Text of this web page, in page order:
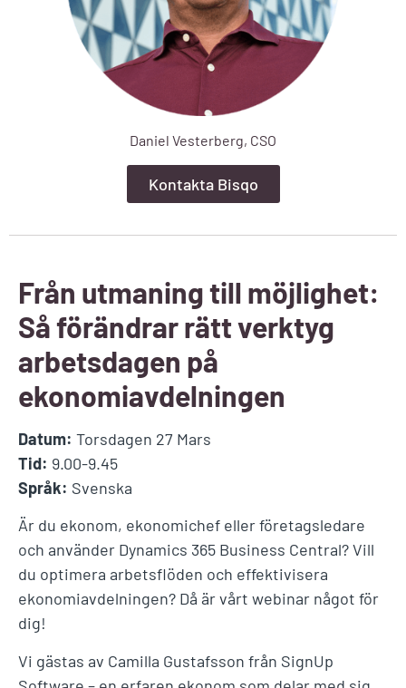
Daniel Vesterberg, CSO
Kontakta Bisqo
Från utmaning till möjlighet:
Så förändrar rätt verktyg
arbetsdagen på
ekonomiavdelningen
Datum: Torsdagen 27 Mars
Tid: 9.00-9.45
Språk: Svenska
Är du ekonom, ekonomichef eller företagsledare
och använder Dynamics 365 Business Central? Vill
du optimera arbetsflöden och effektivisera
ekonomiavdelningen? Då är vårt webinar något för
dig!
Vi gästas av Camilla Gustafsson från SignUp